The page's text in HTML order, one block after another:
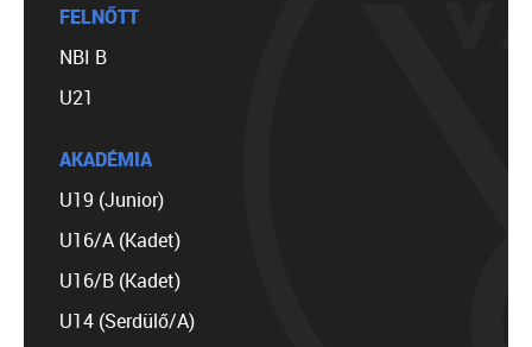
FELNŐTT
NBI B
U21
AKADÉMIA
U19 (Junior)
U16/A (Kadet)
U16/B (Kadet)
U14 (Serdülő/A)